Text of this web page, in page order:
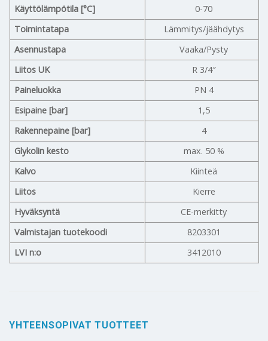
Käyttölämpötila [°C]
0-70
Toimintatapa
Lämmitys/jäähdytys
Asennustapa
Vaaka/Pysty
Liitos UK
R 3/4″
Paineluokka
PN 4
Esipaine [bar]
1,5
Rakennepaine [bar]
4
Glykolin kesto
max. 50 %
Kalvo
Kiinteä
Liitos
Kierre
Hyväksyntä
CE-merkitty
Valmistajan tuotekoodi
8203301
LVI n:o
3412010
YHTEENSOPIVAT TUOTTEET